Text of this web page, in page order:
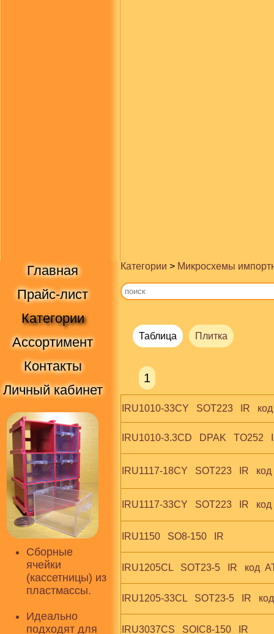
Главная
Прайс-лист
Категории
Ассортимент
Контакты
Личный кабинет
Сборные
ячейки
(кассетницы) из
пластмассы.
Идеально
подходят для
Категории > Микросхемы
Таблица Плитка
1
IRU1010-33CY   SOT223   IR
IRU1010-3.3CD   DPAK   TO252
IRU1117-18CY   SOT223   IR
IRU1117-33CY   SOT223   IR
IRU1150   SO8-150   IR
IRU1205CL   SOT23-5   IR   код
IRU1205-33CL   SOT23-5   IR
IRU3037CS   SOIC8-150   IR